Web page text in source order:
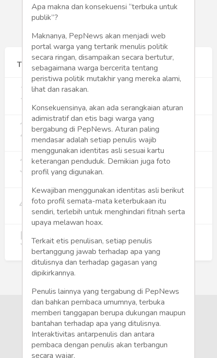
Wisata
Wanita
Terpopuler
1 Gerakan Sehat Berbasis Pesantren:
Pengabdian Masyarakat Prodi Spesialis
Keperawatan Medikal Bedah UNIMUS di
Pondok Pesantren Putra UNIMUS
Semarang
357
2 MBG dan Perannya dalam Perluasan
Lapangan Kerja
274
3 Digitalisasi Koperasi Merah Putih Buka
Peluang Ekonomi Baru di Desa
4 Rumah Subsidi dan Upaya Negara
Wujudkan Hunian Inklusif
246
5 Perluas Distribusi Manfaat APBN
218
Apa makna dan konsekuensi “terbuka untuk
publik”?
Maknanya, PepNews akan menjadi web
portal warga yang tertarik menulis politik
secara ringan, disampaikan secara bertutur,
sebagaimana warga bercerita tentang
peristiwa politik mutakhir yang mereka alami,
lihat dan rasakan.
Konsekuensinya, akan ada serangkaian aturan
adimistratif dan etis bagi warga yang
bergabung di PepNews. Aturan paling
mendasar adalah setiap penulis wajib
menggunakan identitas asli sesuai kartu
keterangan penduduk. Demikian juga foto
profil yang digunakan.
Kewajiban menggunakan identitas asli berikut
foto profil semata-mata keterbukaan itu
sendiri, terlebih untuk menghindari fitnah serta
upaya melawan hoax.
Terkait etis penulisan, setiap penulis
bertanggung jawab terhadap apa yang
ditulisnya dan terhadap gagasan yang
dipikirkannya.
Penulis lainnya yang tergabung di PepNews
dan bahkan pembaca umumnya, terbuka
memberi tanggapan berupa dukungan maupun
bantahan terhadap apa yang ditulisnya.
Interaktivitas antarpenulis dan antara
pembaca dengan penulis akan terbangun
secara wajar.